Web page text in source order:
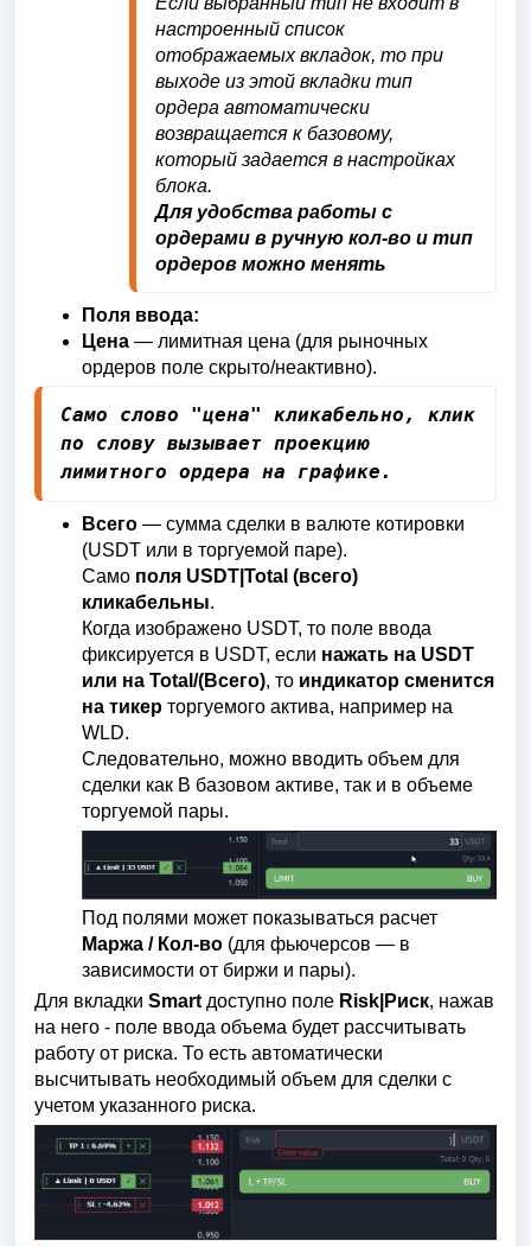
настроенный список
отображаемых вкладок, то при
выходе из этой вкладки тип
ордера автоматически
возвращается к базовому,
который задается в настройках
блока.
Для удобства работы с
ордерами в ручную кол-во и тип
ордеров можно менять
Поля ввода:
Цена — лимитная цена (для рыночных
ордеров поле скрыто/неактивно).
Само слово "цена" кликабельно, клик
по слову вызывает проекцию
лимитного ордера на графике.
Всего — сумма сделки в валюте котировки
(USDT или в торгуемой паре).
Само поля USDT|Total (всего)
кликабельны.
Когда изображено USDT, то поле ввода
фиксируется в USDT, если нажать на USDT
или на Total/(Всего), то индикатор сменится
на тикер торгуемого актива, например на
WLD.
Следовательно, можно вводить объем для
сделки как В базовом активе, так и в объеме
торгуемой пары.
Под полями может показываться расчет
Маржа / Кол-во (для фьючерсов — в
зависимости от биржи и пары).
Для вкладки Smart доступно поле Risk|Риск, нажав
на него - поле ввода объема будет рассчитывать
работу от риска. То есть автоматически
высчитывать необходимый объем для сделки с
учетом указанного риска.